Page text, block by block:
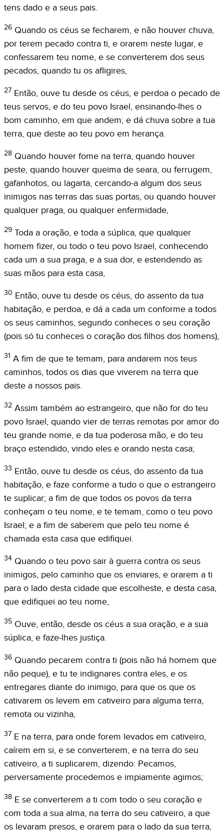
tens dado e a seus pais.
26 Quando os céus se fecharem, e não houver chuva,
por terem pecado contra ti, e orarem neste lugar, e
confessarem teu nome, e se converterem dos seus
pecados, quando tu os afligires,
27 Então, ouve tu desde os céus, e perdoa o pecado de
teus servos, e do teu povo Israel, ensinando-lhes o
bom caminho, em que andem; e dá chuva sobre a tua
terra, que deste ao teu povo em herança.
28 Quando houver fome na terra, quando houver
peste, quando houver queima de seara, ou ferrugem,
gafanhotos, ou lagarta, cercando-a algum dos seus
inimigos nas terras das suas portas, ou quando houver
qualquer praga, ou qualquer enfermidade,
29 Toda a oração, e toda a súplica, que qualquer
homem fizer, ou todo o teu povo Israel, conhecendo
cada um a sua praga, e a sua dor, e estendendo as
suas mãos para esta casa,
30 Então, ouve tu desde os céus, do assento da tua
habitação, e perdoa, e dá a cada um conforme a todos
os seus caminhos, segundo conheces o seu coração
(pois só tu conheces o coração dos filhos dos homens),
31 A fim de que te temam, para andarem nos teus
caminhos, todos os dias que viverem na terra que
deste a nossos pais.
32 Assim também ao estrangeiro, que não for do teu
povo Israel, quando vier de terras remotas por amor do
teu grande nome, e da tua poderosa mão, e do teu
braço estendido, vindo eles e orando nesta casa;
33 Então, ouve tu desde os céus, do assento da tua
habitação, e faze conforme a tudo o que o estrangeiro
te suplicar; a fim de que todos os povos da terra
conheçam o teu nome, e te temam, como o teu povo
Israel; e a fim de saberem que pelo teu nome é
chamada esta casa que edifiquei.
34 Quando o teu povo sair à guerra contra os seus
inimigos, pelo caminho que os enviares, e orarem a ti
para o lado desta cidade que escolheste, e desta casa,
que edifiquei ao teu nome,
35 Ouve, então, desde os céus a sua oração, e a sua
súplica, e faze-lhes justiça.
36 Quando pecarem contra ti (pois não há homem que
não peque), e tu te indignares contra eles, e os
entregares diante do inimigo, para que os que os
cativarem os levem em cativeiro para alguma terra,
remota ou vizinha,
37 E na terra, para onde forem levados em cativeiro,
caírem em si, e se converterem, e na terra do seu
cativeiro, a ti suplicarem, dizendo: Pecamos,
perversamente procedemos e impiamente agimos;
38 E se converterem a ti com todo o seu coração e
com toda a sua alma, na terra do seu cativeiro, a que
os levaram presos, e orarem para o lado da sua terra,